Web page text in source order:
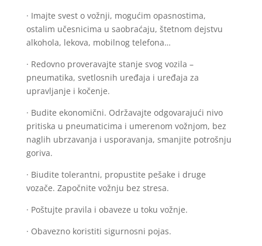
· Imajte svest o vožnji, mogućim opasnostima,
ostalim učesnicima u saobraćaju, štetnom dejstvu
alkohola, lekova, mobilnog telefona…
· Redovno proveravajte stanje svog vozila –
pneumatika, svetlosnih uređaja i uređaja za
upravljanje i kočenje.
· Budite ekonomični. Održavajte odgovarajući nivo
pritiska u pneumaticima i umerenom vožnjom, bez
naglih ubrzavanja i usporavanja, smanjite potrošnju
goriva.
· Biudite tolerantni, propustite pešake i druge
vozače. Započnite vožnju bez stresa.
· Poštujte pravila i obaveze u toku vožnje.
· Obavezno koristiti sigurnosni pojas.